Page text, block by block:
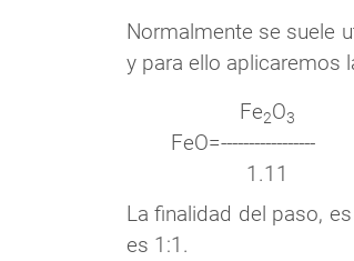
Normalmente se suele
y para ello aplicaremos
Fe2O3
FeO=-----------------
1.11
La finalidad del paso,
es 1:1.